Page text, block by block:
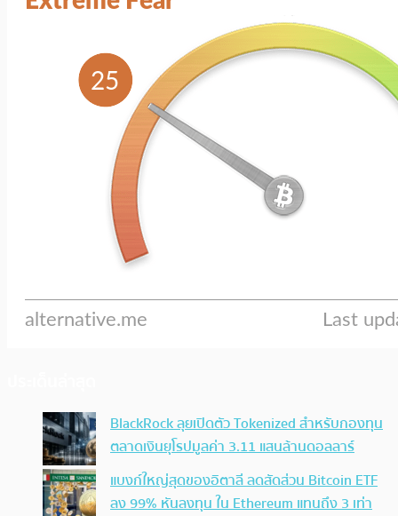
BlackRock ลุยเปิดตัว Tokenized สำหรับกองทุน
ตลาดเงินยุโรปมูลค่า 3.11 แสนล้านดอลลาร์
แบงก์ใหญ่สุดของอิตาลี ลดสัดส่วน Bitcoin ETF
ลง 99% หันลงทุน ใน Ethereum แทนถึง 3 เท่า